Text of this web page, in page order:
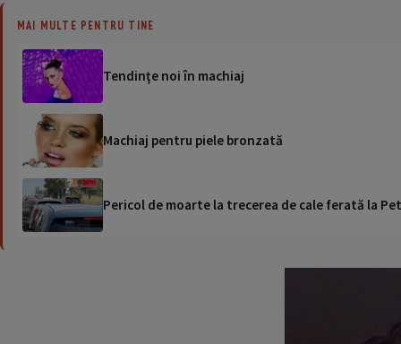
MAI MULTE PENTRU TINE
Tendinţe noi în machiaj
Machiaj pentru piele bronzată
Pericol de moarte la trecerea de cale ferată la